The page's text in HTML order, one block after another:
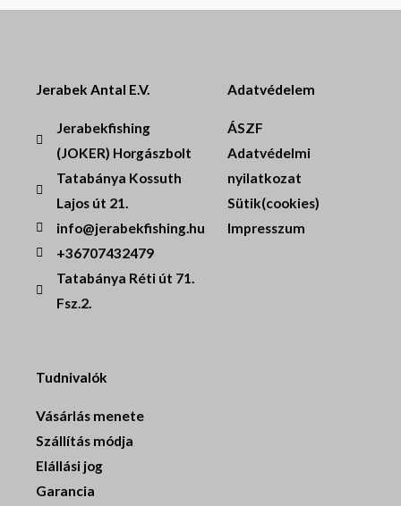
Jerabek Antal E.V.
Jerabekfishing
(JOKER) Horgászbolt
Tatabánya Kossuth
Lajos út 21.
info@jerabekfishing.hu
+36707432479
Tatabánya Réti út 71.
Fsz.2.
Adatvédelem
ÁSZF
Adatvédelmi
nyilatkozat
Sütik(cookies)
Impresszum
Tudnivalók
Vásárlás menete
Szállítás módja
Elállási jog
Garancia